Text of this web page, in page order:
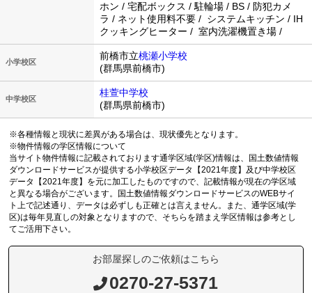
ホン / 宅配ボックス / 駐輪場 / BS / 防犯カメ
ラ / ネット使用料不要 / システムキッチン / IH
クッキングヒーター / 室内洗濯機置き場 /
小学校区
前橋市立桃瀬小学校
(群馬県前橋市)
中学校区
桂萱中学校
(群馬県前橋市)
※各種情報と現状に差異がある場合は、現状優先となります。
※物件情報の学区情報について
当サイト物件情報に記載されております通学区域(学区)情報は、国土数値情報
ダウンロードサービスが提供する小学校区データ【2021年度】及び中学校区
データ【2021年度】を元に加工したものですので、記載情報が現在の学区域
と異なる場合がございます。国土数値情報ダウンロードサービスのWEBサイ
ト上で記述通り、データは必ずしも正確とは言えません。また、通学区域(学
区)は毎年見直しの対象となりますので、そちらを踏まえ学区情報は参考とし
てご活用下さい。
お部屋探しのご依頼はこちら
0270-27-5371